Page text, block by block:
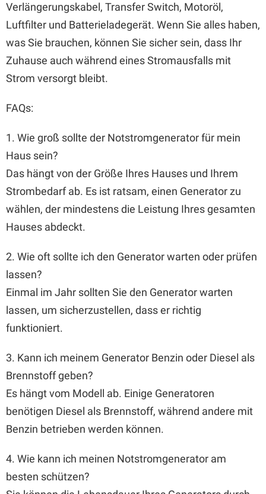
Verlängerungskabel, Transfer Switch, Motoröl,
Luftfilter und Batterieladegerät. Wenn Sie alles haben,
was Sie brauchen, können Sie sicher sein, dass Ihr
Zuhause auch während eines Stromausfalls mit
Strom versorgt bleibt.
FAQs:
1. Wie groß sollte der Notstromgenerator für mein
Haus sein?
Das hängt von der Größe Ihres Hauses und Ihrem
Strombedarf ab. Es ist ratsam, einen Generator zu
wählen, der mindestens die Leistung Ihres gesamten
Hauses abdeckt.
2. Wie oft sollte ich den Generator warten oder prüfen
lassen?
Einmal im Jahr sollten Sie den Generator warten
lassen, um sicherzustellen, dass er richtig
funktioniert.
3. Kann ich meinem Generator Benzin oder Diesel als
Brennstoff geben?
Es hängt vom Modell ab. Einige Generatoren
benötigen Diesel als Brennstoff, während andere mit
Benzin betrieben werden können.
4. Wie kann ich meinen Notstromgenerator am
besten schützen?